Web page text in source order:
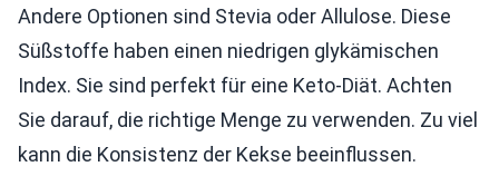
Andere Optionen sind Stevia oder Allulose. Diese
Süßstoffe haben einen niedrigen glykämischen
Index. Sie sind perfekt für eine Keto-Diät. Achten
Sie darauf, die richtige Menge zu verwenden. Zu viel
kann die Konsistenz der Kekse beeinflussen.